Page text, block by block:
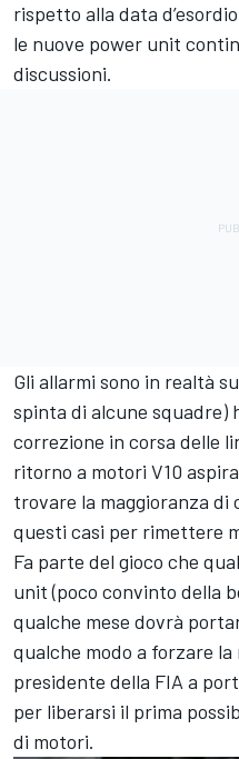
rispetto alla data
le nuove power unit
discussioni.
Gli allarmi sono in realtà
spinta di alcune squadre)
correzione in corsa delle
ritorno a motori V10
trovare la maggioranza di
questi casi per rimettere
Fa parte del gioco che
unit (poco convinto della
qualche mese dovrà
qualche modo a forzare la
presidente della FIA a
per liberarsi il prima
di motori.